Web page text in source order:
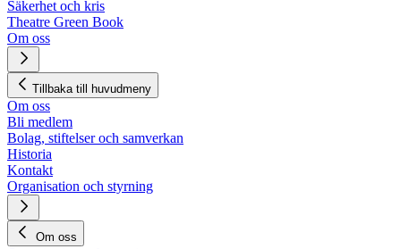
Säkerhet och kris
Theatre Green Book
Om oss
Tillbaka till huvudmeny
Om oss
Bli medlem
Bolag, stiftelser och samverkan
Historia
Kontakt
Organisation och styrning
Om oss